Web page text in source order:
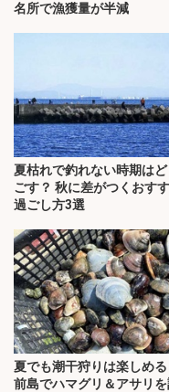
名所で漁獲量が半減
夏枯れで釣れない時期は
ごす？ 秋に差がつくおす
過ごし方3選
夏でも潮干狩りは楽しめ
前島でハマグリ＆アサリ